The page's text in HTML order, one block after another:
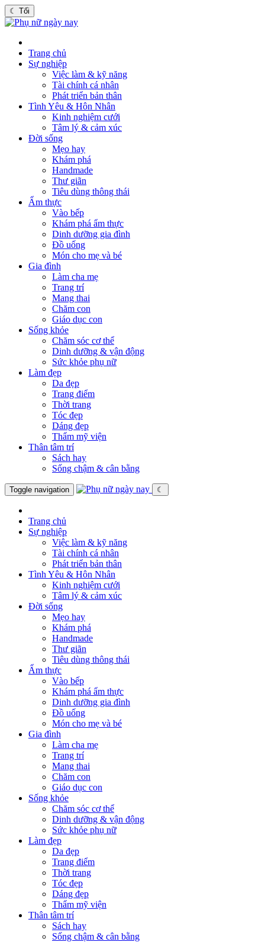
☾ Tối
Trang chủ
Sự nghiệp
Việc làm & kỹ năng
Tài chính cá nhân
Phát triển bản thân
Tình Yêu & Hôn Nhân
Kinh nghiệm cưới
Tâm lý & cảm xúc
Đời sống
Mẹo hay
Khám phá
Handmade
Thư giãn
Tiêu dùng thông thái
Ẩm thực
Vào bếp
Khám phá ẩm thực
Dinh dưỡng gia đình
Đồ uống
Món cho mẹ và bé
Gia đình
Làm cha mẹ
Trang trí
Mang thai
Chăm con
Giáo dục con
Sống khỏe
Chăm sóc cơ thể
Dinh dưỡng & vận động
Sức khỏe phụ nữ
Làm đẹp
Da đẹp
Trang điểm
Thời trang
Tóc đẹp
Dáng đẹp
Thẩm mỹ viện
Thân tâm trí
Sách hay
Sống chậm & cân bằng
Toggle navigation ☾
Trang chủ
Sự nghiệp
Việc làm & kỹ năng
Tài chính cá nhân
Phát triển bản thân
Tình Yêu & Hôn Nhân
Kinh nghiệm cưới
Tâm lý & cảm xúc
Đời sống
Mẹo hay
Khám phá
Handmade
Thư giãn
Tiêu dùng thông thái
Ẩm thực
Vào bếp
Khám phá ẩm thực
Dinh dưỡng gia đình
Đồ uống
Món cho mẹ và bé
Gia đình
Làm cha mẹ
Trang trí
Mang thai
Chăm con
Giáo dục con
Sống khỏe
Chăm sóc cơ thể
Dinh dưỡng & vận động
Sức khỏe phụ nữ
Làm đẹp
Da đẹp
Trang điểm
Thời trang
Tóc đẹp
Dáng đẹp
Thẩm mỹ viện
Thân tâm trí
Sách hay
Sống chậm & cân bằng